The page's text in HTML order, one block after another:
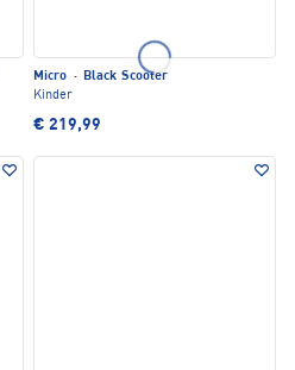
Micro · Black Scooter
Kinder
€ 219,99